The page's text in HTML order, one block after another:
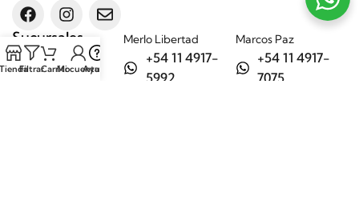
Sucursales Merlo Libertad
+54 11 4917-
5992
Marcos Paz
+54 11 4917-
7075
FiltrarCarritoMi cuenta
Ayuda